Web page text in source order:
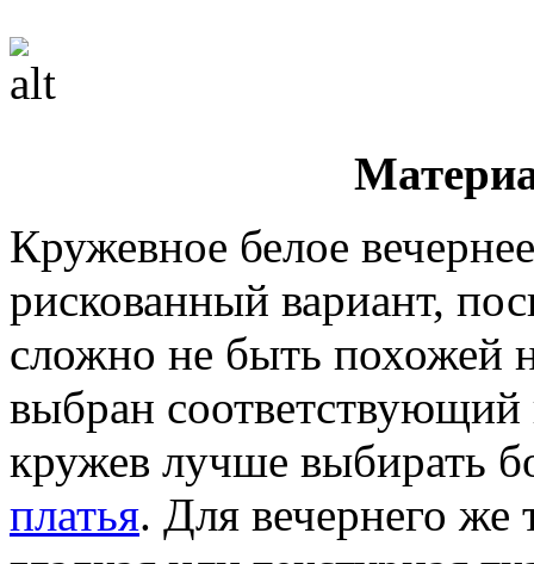
Кружевное белое
рискованный вариант,
сложно не быть похожей
выбран
кружев лучше выбирать
платья. Для вечернего же